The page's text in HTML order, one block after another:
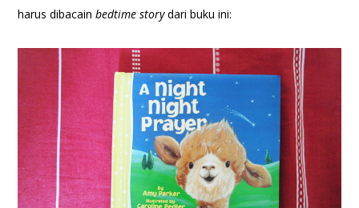
harus dibacainbedtime storydari buku ini: